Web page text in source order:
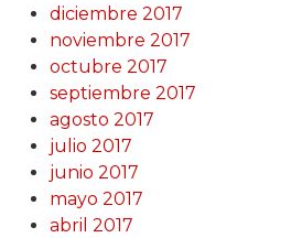
diciembre 2017
noviembre 2017
octubre 2017
septiembre 2017
agosto 2017
julio 2017
junio 2017
mayo 2017
abril 2017